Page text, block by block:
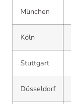
München
Köln
Stuttgart
Düsseldorf